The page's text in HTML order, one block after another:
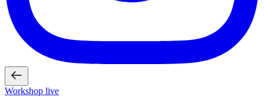
Workshop live